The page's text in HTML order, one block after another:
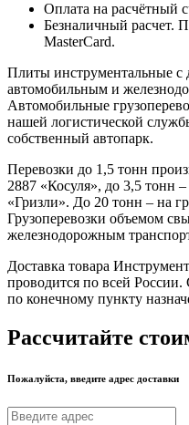
Оплата на расчётный
Безналичный расчет.
MasterCard.
Плиты инструментальные с
автомобильным и
Автомобильные
нашей логистической
собственный автопарк.
Перевозки до 1,5 тонн
2887 «Косуля», до 3,5 тонн
«Гризли». До 20 тонн – на
Грузоперевозки объемом
железнодорожным
Доставка товара
проводится по всей России.
по конечному пункту
Рассчитайте
Пожалуйста, введите адрес доставки